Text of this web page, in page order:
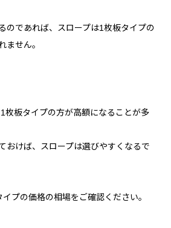
のであれば、スロープは1枚板タイプの
ません。
枚板タイプの方が高額になることが多
おけば、スロープは選びやすくなるで
プの価格の相場をご確認ください。